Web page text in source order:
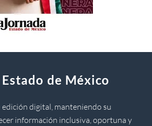
de México
edición digital, manteniendo su
información inclusiva, oportuna y